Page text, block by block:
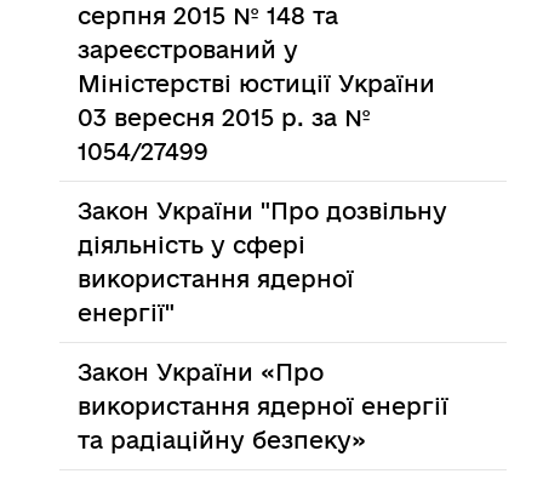
серпня 2015 № 148 та
зареєстрований у
Міністерстві юстиції України
03 вересня 2015 р. за №
1054/27499
Закон України "Про дозвільну
діяльність у сфері
використання ядерної
енергії"
Закон України «Про
використання ядерної енергії
та радіаційну безпеку»